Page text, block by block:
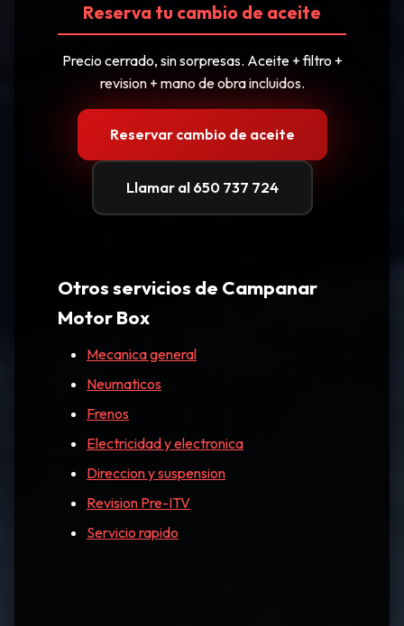
Reserva tu cambio de aceite
Precio cerrado, sin sorpresas. Aceite + filtro +
revision + mano de obra incluidos.
Reservar cambio de aceite
Llamar al 650 737 724
Otros servicios de Campanar
Motor Box
Mecanica general
Neumaticos
Frenos
Electricidad y electronica
Direccion y suspension
Revision Pre-ITV
Servicio rapido